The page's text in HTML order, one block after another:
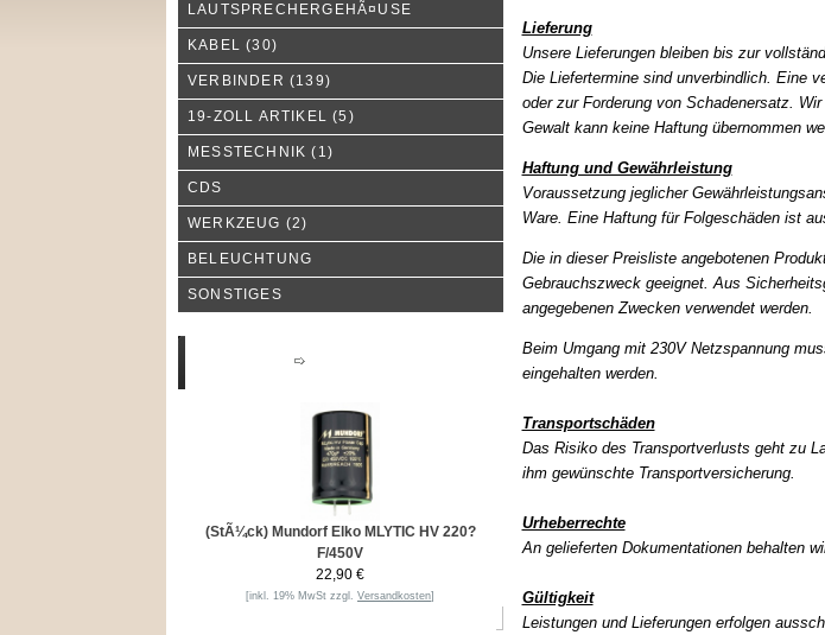
LAUTSPRECHERGEHÃ¤USE
KABEL (30)
VERBINDER (139)
19-ZOLL ARTIKEL (5)
MESSTECHNIK (1)
CDS
WERKZEUG (2)
BELEUCHTUNG
SONSTIGES
(StÃ¼ck) Mundorf Elko MLYTIC HV 220?
F/450V
22,90 €
[inkl. 19% MwSt zzgl. Versandkosten]
Lieferung
Unsere Lieferungen bleiben bis zur
Die Liefertermine sind unverbindlich. Eine
oder zur Forderung von Schadenersatz.
Gewalt kann keine Haftung übernommen
Haftung und Gewährleistung
Voraussetzung jeglicher
Ware. Eine Haftung für Folgeschäden ist
Die in dieser Preisliste angebotenen
Gebrauchszweck geeignet. Aus
angegebenen Zwecken verwendet werden.
Beim Umgang mit 230V Netzspannung
eingehalten werden.
Transportschäden
Das Risiko des Transportverlusts geht zu
ihm gewünschte Transportversicherung.
Urheberrechte
An gelieferten Dokumentationen behalten
Gültigkeit
Leistungen und Lieferungen erfolgen